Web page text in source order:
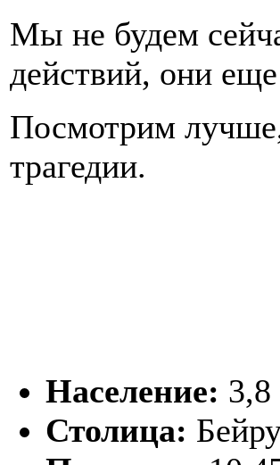
Мы не будем
действий, они
Посмотрим
трагедии.
Население:
Столица: